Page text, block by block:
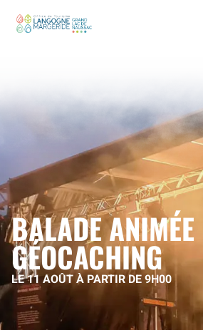
BALADE ANIMÉE
GÉOCACHING
LE 11 AOÛT À PARTIR DE 9H00